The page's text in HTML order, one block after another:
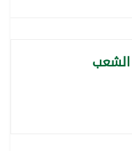
الشعب